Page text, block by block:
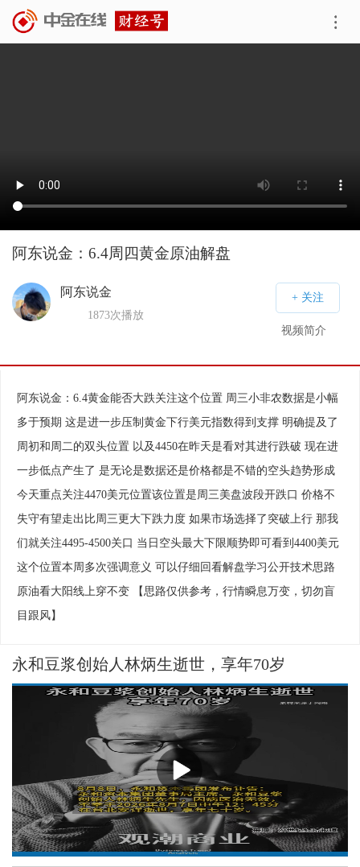
阿东说金：6.4周四黄金原油解盘
阿东说金
1873次播放
视频简介
阿东说金：6.4黄金能否大跌关注这个位置 周三小非农数据是小幅
多于预期 这是进一步压制黄金下行美元指数得到支撑 明确提及了
周初和周二的双头位置 以及4450在昨天是看对其进行跌破 现在进
一步低点产生了 是无论是数据还是价格都是不错的空头趋势形成
今天重点关注4470美元位置该位置是周三美盘波段开跌口 价格不
失守有望走出比周三更大下跌力度 如果市场选择了突破上行 那我
们就关注4495-4500关口 当日空头最大下限顺势即可看到4400美元
这个位置本周多次强调意义 可以仔细回看解盘学习公开技术思路
原油看大阳线上穿不变 【思路仅供参考，行情瞬息万变，切勿盲
目跟风】
相关视频
永和豆浆创始人林炳生逝世，享年70岁